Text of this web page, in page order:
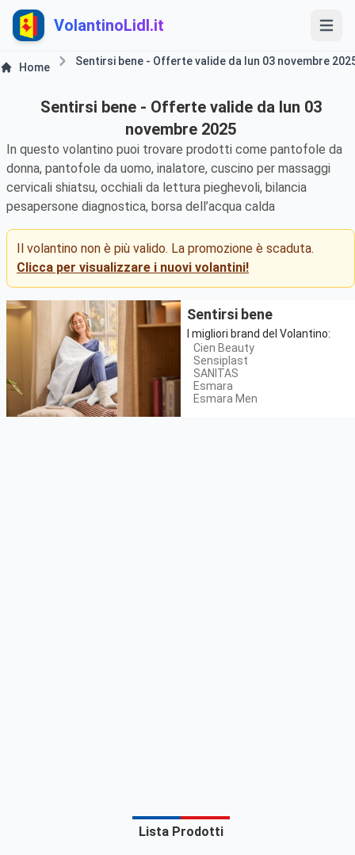
VolantinoLidl.it
Home Sentirsi bene - Offerte valide da lun 03 novembre
Sentirsi bene - Offerte valide da lun 03
novembre 2025
In questo volantino puoi trovare prodotti come pantofole da
donna, pantofole da uomo, inalatore, cuscino per massaggi
cervicali shiatsu, occhiali da lettura pieghevoli, bilancia
pesapersone diagnostica, borsa dell’acqua calda
Il volantino non è più valido. La promozione è scaduta.
Clicca per visualizzare i nuovi volantini!
Sentirsi bene
I migliori brand del Volantino:
Cien Beauty
Sensiplast
SANITAS
Esmara
Esmara Men
Lista Prodotti